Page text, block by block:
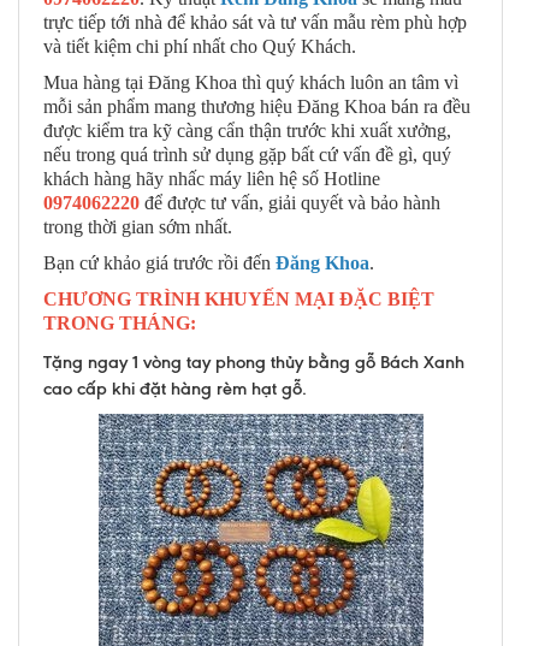
trực tiếp tới nhà để khảo sát và tư vấn mẫu rèm phù hợp
và tiết kiệm chi phí nhất cho Quý Khách.
Mua hàng tại Đăng Khoa thì quý khách luôn an tâm vì
mỗi sản phẩm mang thương hiệu Đăng Khoa bán ra đều
được kiểm tra kỹ càng cẩn thận trước khi xuất xưởng,
nếu trong quá trình sử dụng gặp bất cứ vấn đề gì, quý
khách hàng hãy nhấc máy liên hệ số Hotline
0974062220 để được tư vấn, giải quyết và bảo hành
trong thời gian sớm nhất.
Bạn cứ khảo giá trước rồi đến Đăng Khoa.
CHƯƠNG TRÌNH KHUYẾN MẠI ĐẶC BIỆT
TRONG THÁNG:
Tặng ngay 1 vòng tay phong thủy bằng gỗ Bách Xanh
cao cấp khi đặt hàng rèm hạt gỗ.